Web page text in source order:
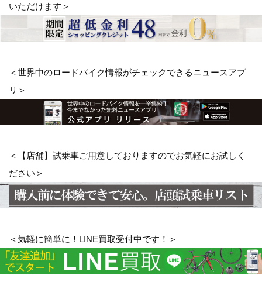
いただけます＞
＜世界中のロードバイク情報がチェックできるニュースアプ
リ＞
＜【店舗】試乗車ご用意しておりますのでお気軽にお試しく
ださい＞
＜気軽に簡単に！LINE買取受付中です！＞